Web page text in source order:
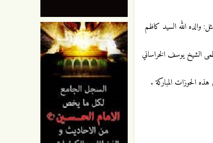
والده الله السيد كاظم
الشيخ يوسف الخراساني
الحوزات المباركة .